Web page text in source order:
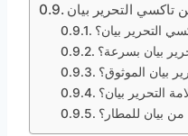
تاكسي التحرير بيان
التحرير بيان؟
بيان بسرعة؟
بيان الموثوق؟
التحرير بيان؟
بيان للمطار؟